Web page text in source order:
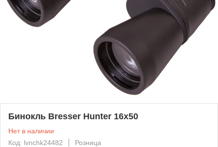
Бинокль Bresser Hunter 16x50
Нет в наличии
Код: lvnchk24482
Розница